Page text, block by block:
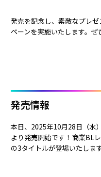
発売を記念し、素敵なプレ
ペーンを実施いたします。
発売情報
本日、2025年10月28日（水
より発売開始です！商業BL
の3タイトルが登場いたします